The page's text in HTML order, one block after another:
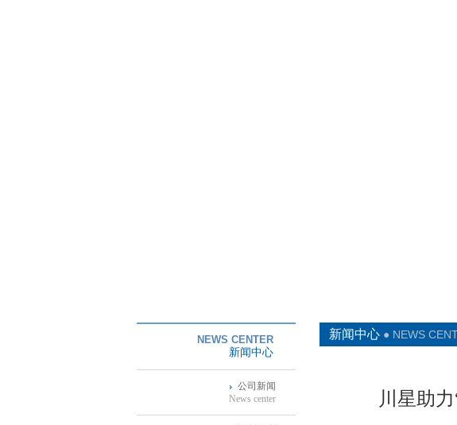
NEWS CENTER
新闻中心
公司新闻
News center
新闻中心 ● NEWS
川星助